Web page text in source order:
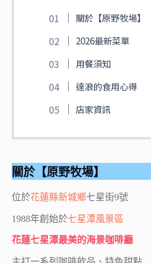
關於【原野牧場】
2026最新菜單
用餐須知
達浪的食用心得
店家資訊
關於【原野牧場】
位於花蓮縣新城鄉七星街9號
1988年創始於七星潭風景區
花蓮七星潭最美的海景咖啡廳